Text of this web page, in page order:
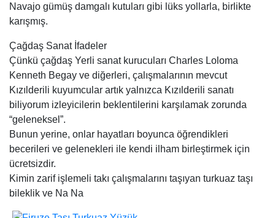
Navajo gümüş damgalı kutuları gibi lüks yollarla, birlikte
karışmış.
Çağdaş Sanat İfadeler
Çünkü çağdaş Yerli sanat kurucuları Charles Loloma
Kenneth Begay ve diğerleri, çalışmalarının mevcut
Kızılderili kuyumcular artık yalnızca Kızılderili sanatı
biliyorum izleyicilerin beklentilerini karşılamak zorunda
“geleneksel”.
Bunun yerine, onlar hayatları boyunca öğrendikleri
becerileri ve gelenekleri ile kendi ilham birleştirmek için
ücretsizdir.
Kimin zarif işlemeli takı çalışmalarını taşıyan turkuaz taşı
bileklik ve Na Na